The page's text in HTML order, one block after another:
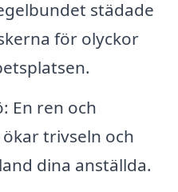
städade
för olyckor
En ren och
trivseln och
dina anställda.